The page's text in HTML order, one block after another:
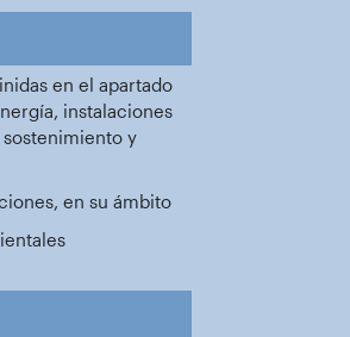
en el apartado
instalaciones
y
en su ámbito